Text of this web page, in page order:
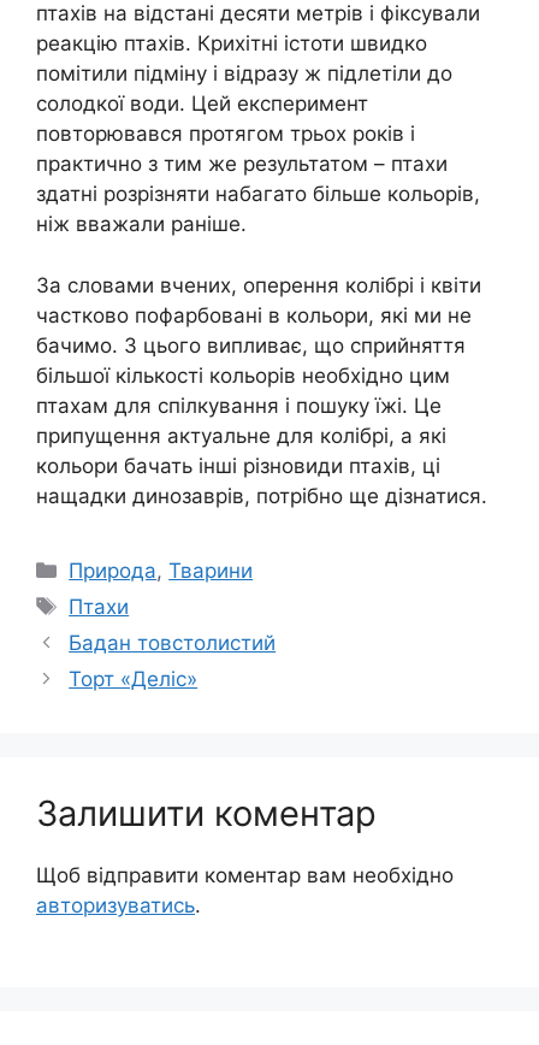
птахів на відстані десяти метрів і фіксували
реакцію птахів. Крихітні істоти швидко
помітили підміну і відразу ж підлетіли до
солодкої води. Цей експеримент
повторювався протягом трьох років і
практично з тим же результатом – птахи
здатні розрізняти набагато більше кольорів,
ніж вважали раніше.
За словами вчених, оперення колібрі і квіти
частково пофарбовані в кольори, які ми не
бачимо. З цього випливає, що сприйняття
більшої кількості кольорів необхідно цим
птахам для спілкування і пошуку їжі. Це
припущення актуальне для колібрі, а які
кольори бачать інші різновиди птахів, ці
нащадки динозаврів, потрібно ще дізнатися.
Категорії
Природа,Тварини
Позначки
Птахи
Бадан товстолистий
Торт «Деліс»
Залишити коментар
Щоб відправити коментар вам необхідно
авторизуватись.